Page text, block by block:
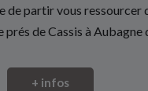
de partir vous ressourcer
de Cassis à Aubagne
+ infos